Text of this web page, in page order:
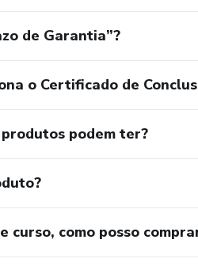
de Garantia”?
o Certificado de
podem ter?
curso, como posso